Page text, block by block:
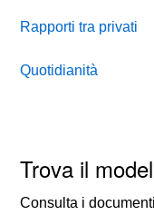
Rapporti tra privati
Quotidianità
Trova il
Consulta i